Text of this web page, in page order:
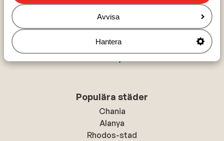
Avvisa
Hantera
Populära regioner
Zakynthos
Populära städer
Chania
Alanya
Rhodos-stad